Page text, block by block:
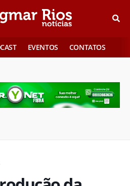
EVENTOS CONTATOS